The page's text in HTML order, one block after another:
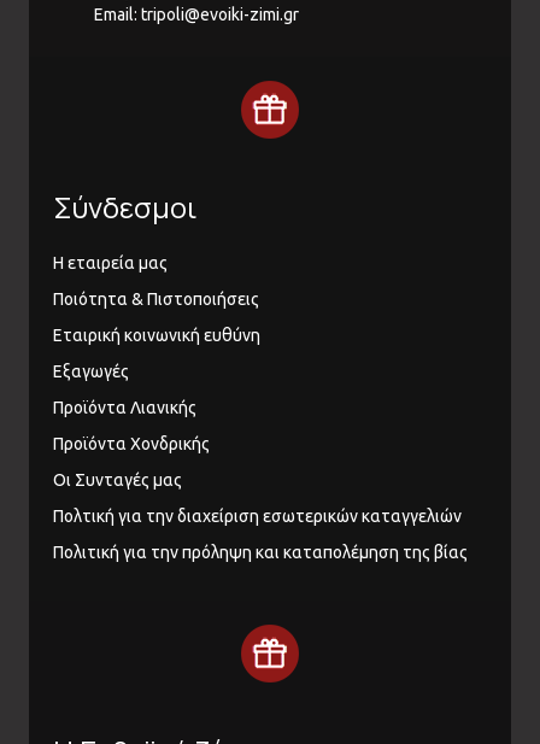
Email: tripoli@evoiki-zimi.gr
Σύνδεσμοι
Η εταιρεία μας
Ποιότητα & Πιστοποιήσεις
Εταιρική κοινωνική ευθύνη
Εξαγωγές
Προϊόντα Λιανικής
Προϊόντα Χονδρικής
Οι Συνταγές μας
Πολτική για την διαχείριση εσωτερικών καταγγελιών
Πολιτική για την πρόληψη και καταπολέμηση της βίας